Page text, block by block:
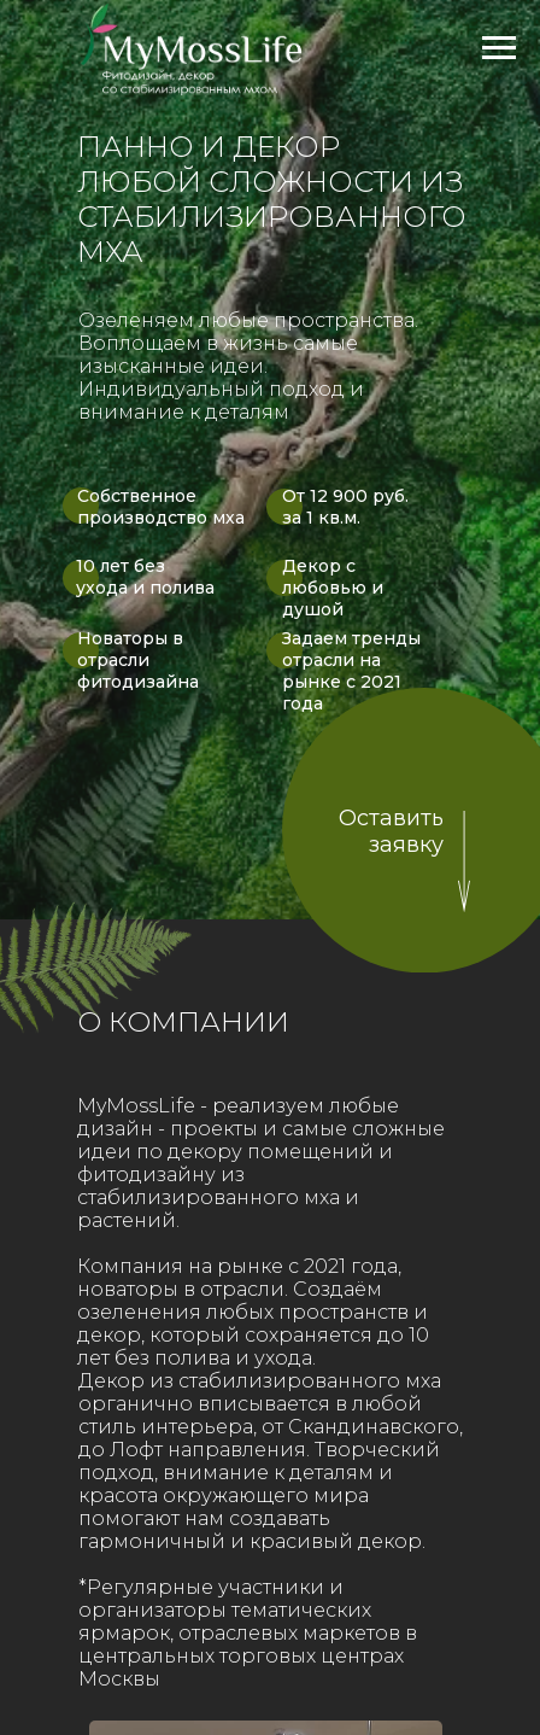
ПАННО И ДЕКОР
ЛЮБОЙ СЛОЖНОСТИ ИЗ
СТАБИЛИЗИРОВАННОГО
МХА
О КОМПАНИИ
Озеленяем любые пространства.
Воплощаем в жизнь самые
изысканные идеи.
Индивидуальный подход и
внимание к деталям
MyMossLife - реализуем любые
дизайн - проекты и самые сложные
идеи по декору помещений и
фитодизайну из
стабилизированного мха и
растений.
Компания на рынке с 2021 года,
новаторы в отрасли. Создаём
озеленения любых пространств и
декор, который сохраняется до 10
лет без полива и ухода.
Декор из стабилизированного мха
органично вписывается в любой
стиль интерьера, от Скандинавского,
до Лофт направления. Творческий
подход, внимание к деталям и
красота окружающего мира
помогают нам создавать
гармоничный и красивый декор.
*Регулярные участники и
организаторы тематических
ярмарок, отраслевых маркетов в
центральных торговых центрах
Москвы
Оставить
заявку
10 лет без
ухода и полива
Декор с
любовью и
душой
От 12 900 руб.
за 1 кв.м.
Собственное
производство мха
Задаем тренды
отрасли на
рынке с 2021
года
Новаторы в
отрасли
фитодизайна